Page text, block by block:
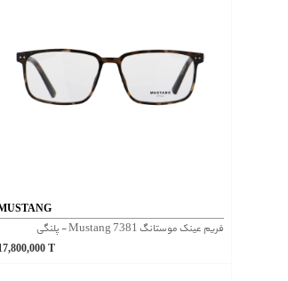
فریم عینک موستانگ Mustang 7381 - پلنگی
T